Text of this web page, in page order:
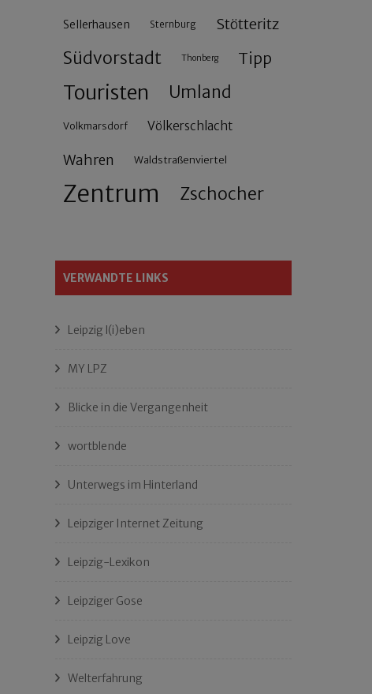
Sellerhausen Sternburg Stötteritz
Südvorstadt Thonberg Tipp
Touristen Umland
Volkmarsdorf Völkerschlacht
Wahren Waldstraßenviertel
Zentrum Zschocher
VERWANDTE LINKS
Leipzig l(i)eben
MY LPZ
Blicke in die Vergangenheit
wortblende
Unterwegs im Hinterland
Leipziger Internet Zeitung
Leipzig-Lexikon
Leipziger Gose
Leipzig Love
Welterfahrung